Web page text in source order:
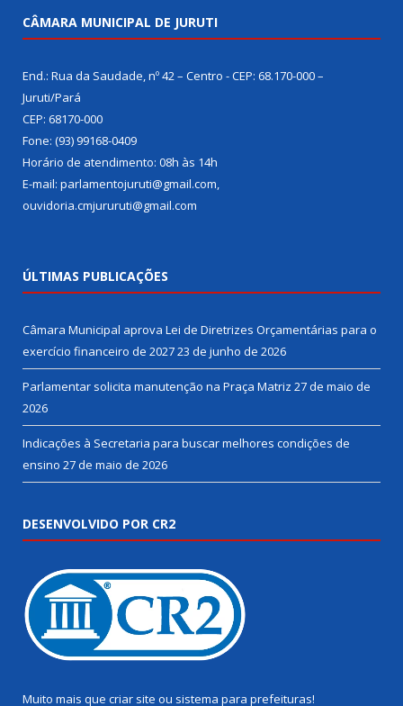
CÂMARA MUNICIPAL DE JURUTI
End.: Rua da Saudade, nº 42 – Centro - CEP: 68.170-000 –
Juruti/Pará
CEP: 68170-000
Fone: (93) 99168-0409
Horário de atendimento: 08h às 14h
E-mail: parlamentojuruti@gmail.com,
ouvidoria.cmjururuti@gmail.com
ÚLTIMAS PUBLICAÇÕES
Câmara Municipal aprova Lei de Diretrizes Orçamentárias para o
exercício financeiro de 202723 de junho de 2026
Parlamentar solicita manutenção na Praça Matriz 27 de maio de
2026
Indicações à Secretaria para buscar melhores condições de
ensino 27 de maio de 2026
DESENVOLVIDO POR CR2
Muito mais que criar site ou sistema para prefeituras!